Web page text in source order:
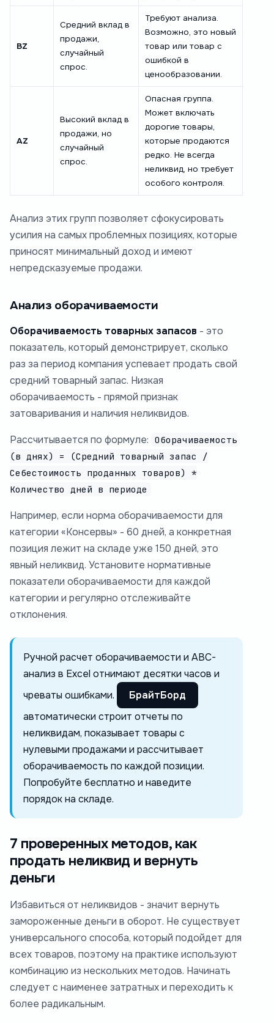
BZ
Средний вклад в
продажи,
случайный
спрос.
Требуют анализа.
Возможно, это новый
товар или товар с
ошибкой в
ценообразовании.
AZ
Высокий вклад в
продажи, но
случайный
спрос.
Опасная группа.
Может включать
дорогие товары,
которые продаются
редко. Не всегда
неликвид, но требует
особого контроля.
Анализ этих групп позволяет сфокусировать
усилия на самых проблемных позициях, которые
приносят минимальный доход и имеют
непредсказуемые продажи.
Анализ оборачиваемости
Оборачиваемость товарных запасов - это
показатель, который демонстрирует, сколько
раз за период компания успевает продать свой
средний товарный запас. Низкая
оборачиваемость - прямой признак
затоваривания и наличия неликвидов.
Рассчитывается по формуле: Оборачиваемость
(в днях) = (Средний товарный запас /
Себестоимость проданных товаров) *
Количество дней в периоде
Например, если норма оборачиваемости для
категории «Консервы» - 60 дней, а конкретная
позиция лежит на складе уже 150 дней, это
явный неликвид. Установите нормативные
показатели оборачиваемости для каждой
категории и регулярно отслеживайте
отклонения.
Ручной расчет оборачиваемости и ABC-
анализ в Excel отнимают десятки часов и
чреваты ошибками.
БрайтБорд
автоматически строит отчеты по
неликвидам, показывает товары с
нулевыми продажами и рассчитывает
оборачиваемость по каждой позиции.
Попробуйте бесплатно и наведите
порядок на складе.
7 проверенных методов, как
продать неликвид и вернуть
деньги
Избавиться от неликвидов - значит вернуть
замороженные деньги в оборот. Не существует
универсального способа, который подойдет для
всех товаров, поэтому на практике используют
комбинацию из нескольких методов. Начинать
следует с наименее затратных и переходить к
более радикальным.